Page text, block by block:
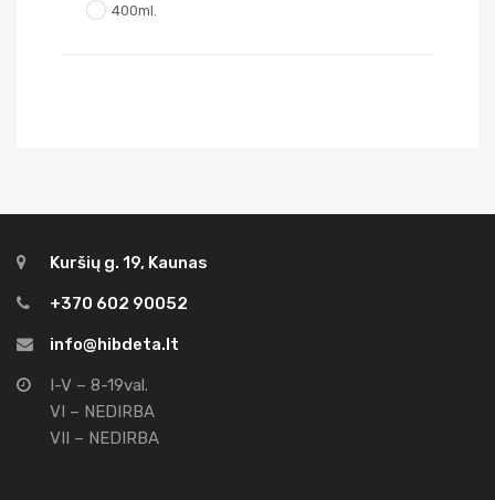
400ml.
Kuršių g. 19, Kaunas
+370 602 90052
info@hibdeta.lt
I-V – 8-19val.
VI – NEDIRBA
VII – NEDIRBA